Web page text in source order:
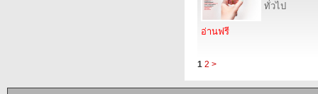
ทั่วไป
อ่านฟรี
1 2 >